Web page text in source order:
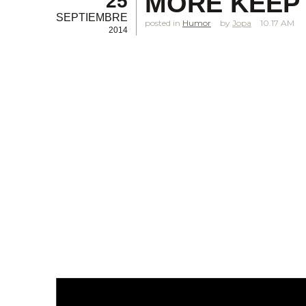
SEPTIEMBRE
2014
posted in Humor Jopa 10.17 AM